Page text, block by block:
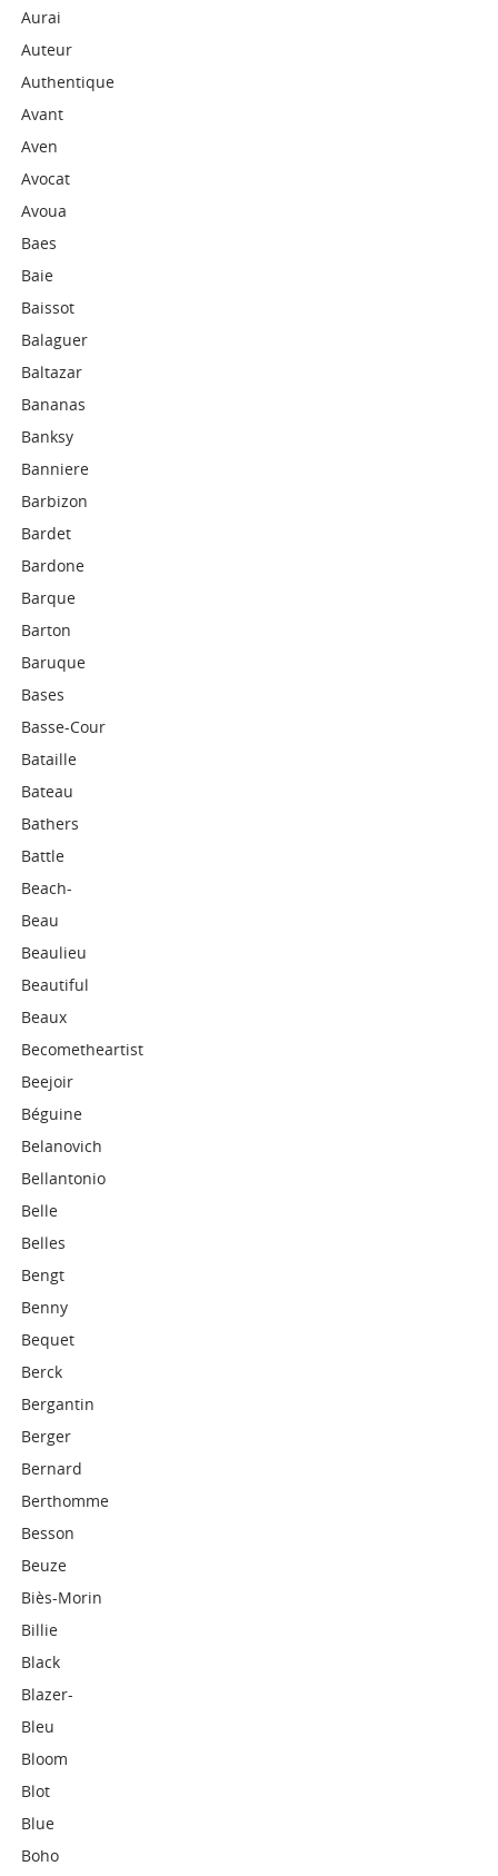
Aurai
Auteur
Authentique
Avant
Aven
Avocat
Avoua
Baes
Baie
Baissot
Balaguer
Baltazar
Bananas
Banksy
Banniere
Barbizon
Bardet
Bardone
Barque
Barton
Baruque
Bases
Basse-Cour
Bataille
Bateau
Bathers
Battle
Beach-
Beau
Beaulieu
Beautiful
Beaux
Becometheartist
Beejoir
Béguine
Belanovich
Bellantonio
Belle
Belles
Bengt
Benny
Bequet
Berck
Bergantin
Berger
Bernard
Berthomme
Besson
Beuze
Biès-Morin
Billie
Black
Blazer-
Bleu
Bloom
Blot
Blue
Boho